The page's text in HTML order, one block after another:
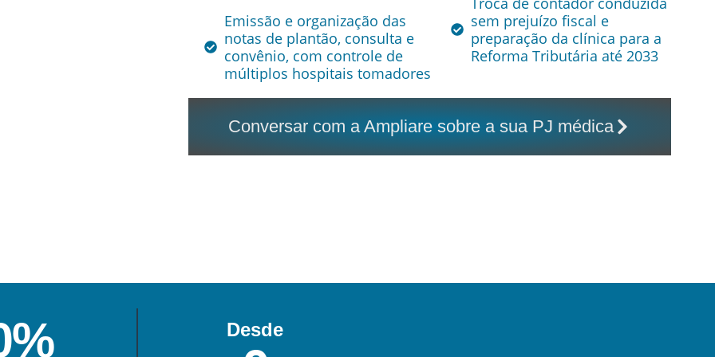
Emissão e organização das
notas de plantão, consulta e
convênio, com controle de
múltiplos hospitais tomadores
sem prejuízo fiscal e
preparação da clínica para a
Reforma Tributária até 2033
Conversar com a Ampliare sobre a sua PJ médica
% Desde